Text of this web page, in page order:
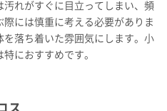
れがすぐに目立ってしまい、頻
には慎重に考える必要がありま
落ち着いた雰囲気にします。小
におすすめです。
ス